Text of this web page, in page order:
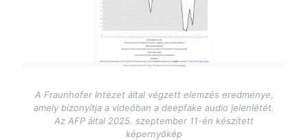
A Fraunhofer Intézet által végzett elemzés eredménye,
amely bizonyítja a videóban a deepfake audio jelenlétét.
Az AFP által 2025. szeptember 11-én készített
képernyőkép